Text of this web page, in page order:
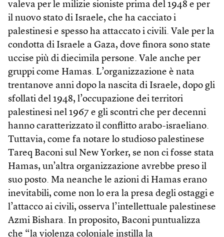
valeva per le milizie sioniste prima del 1948 e per
il nuovo stato di Israele, che ha cacciato i
palestinesi e spesso ha attaccato i civili. Vale per la
condotta di Israele a Gaza, dove finora sono state
uccise più di diecimila persone. Vale anche per
gruppi come Hamas. L’organizzazione è nata
trentanove anni dopo la nascita di Israele, dopo gli
sfollati del 1948, l’occupazione dei territori
palestinesi nel 1967 e gli scontri che per decenni
hanno caratterizzato il conflitto arabo-israeliano.
Tuttavia, come fa notare lo studioso palestinese
Tareq Baconi sul New Yorker, se non ci fosse stata
Hamas, un’altra organizzazione avrebbe preso il
suo posto. Ma neanche le azioni di Hamas erano
inevitabili, come non lo era la presa degli ostaggi e
l’attacco ai civili, osserva l’intellettuale palestinese
Azmi Bishara. In proposito, Baconi puntualizza
che “la violenza coloniale instilla la